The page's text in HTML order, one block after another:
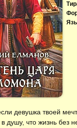
девушка твоей
в душу, что жизнь без